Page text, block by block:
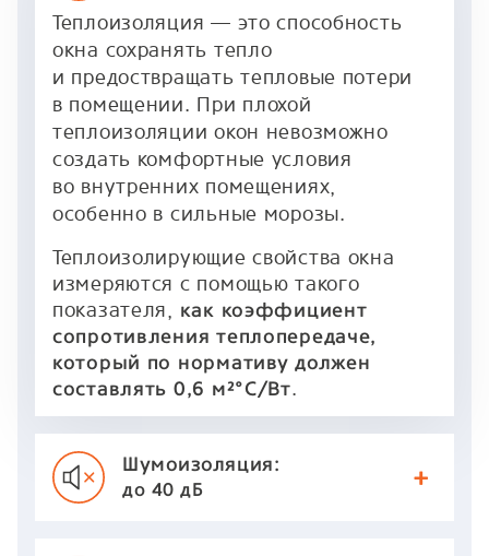
Теплоизоляция — это способность
окна сохранять тепло
и предоствращать тепловые потери
в помещении. При плохой
теплоизоляции окон невозможно
создать комфортные условия
во внутренних помещениях,
особенно в сильные морозы.
Теплоизолирующие свойства окна
измеряются с помощью такого
показателя, как коэффициент
сопротивления теплопередаче,
который по нормативу должен
составлять 0,6 м²°С/Вт.
Шумоизоляция:
до 40 дБ